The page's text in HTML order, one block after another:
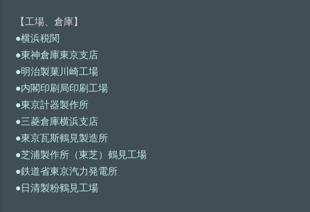
【工場、倉庫】
●横浜税関
●東神倉庫東京支店
●明治製菓川崎工場
●内閣印刷局印刷工場
●東京計器製作所
●三菱倉庫横浜支店
●東京瓦斯鶴見製造所
●芝浦製作所（東芝）鶴見工場
●鉄道省東京汽力発電所
●日清製粉鶴見工場